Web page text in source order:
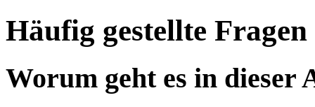
Häufig gestellte Fragen
Worum geht es in dieser